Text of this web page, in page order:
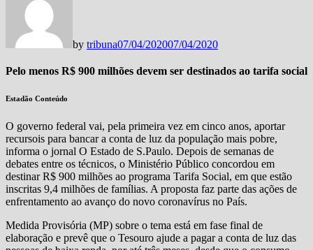
by tribuna07/04/202007/04/2020
Pelo menos R$ 900 milhões devem ser destinados ao tarifa social
Estadão Conteúdo
O governo federal vai, pela primeira vez em cinco anos, aportar
recursois para bancar a conta de luz da população mais pobre,
informa o jornal O Estado de S.Paulo. Depois de semanas de
debates entre os técnicos, o Ministério Público concordou em
destinar R$ 900 milhões ao programa Tarifa Social, em que estão
inscritas 9,4 milhões de famílias. A proposta faz parte das ações de
enfrentamento ao avanço do novo coronavírus no País.
Medida Provisória (MP) sobre o tema está em fase final de
elaboração e prevê que o Tesouro ajude a pagar a conta de luz das